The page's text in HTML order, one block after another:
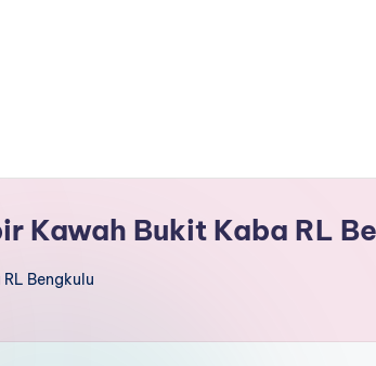
Kawah Bukit Kaba RL
Bengkulu